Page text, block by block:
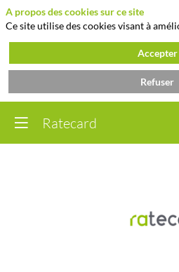
Ratecard
A propos des cookies sur ce site
Ce site utilise des cookies visant à
Accepter
Refuser